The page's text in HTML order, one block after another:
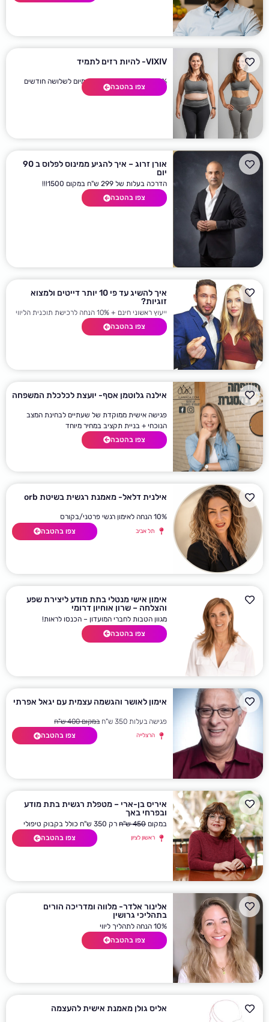
VIXIV- להיות רזים לתמיד
8% הנחה לרוכשי חבילת פרימיום לשלושה חודשים
צפו בהטבה
אורן זרוג – איך להגיע ממינוס לפלוס ב 90
יום
הדרכה בעלות של 299 ש"ח במקום 1500!!!
צפו בהטבה
איך להשיג עד פי 10 יותר דייטים ולמצוא
זוגיות?
ייעוץ ראשוני חינם + 10% הנחה לרכישת תוכנית הליווי
צפו בהטבה
אילנה גלוטמן אסף- יועצת לכלכלת המשפחה
פגישה אישית ממוקדת של שעתיים לבחינת המצב
הנוכחי + בניית תקציב במחיר מיוחד
צפו בהטבה
אילנית דלאל- מאמנת רגשית בשיטת orb
10% הנחה לאימון רגשי פרטני/בקורס
תל אביב צפו בהטבה
אימון אישי מנטלי בתת מודע ליצירת שפע
והצלחה – שרון אוחיון דרומי
מגוון הטבות לחברי המועדון – הכנסו לראות!
צפו בהטבה
אימון לאושר והגשמה עצמית עם יגאל אפרתי
פגישה בעלות 350 ש"ח במקום 400 ש"ח
הרצלייה צפו בהטבה
איריס בן-ארי – מטפלת רגשית בתת מודע
ובפרחי באך
במקום450 ש"ח רק 350 ש"ח כולל בקבוק טיפולי
ראשון לציון צפו בהטבה
אלינור אלדר- מלווה ומדריכה הורים
בתהליכי גרושין
10% הנחה לתהליך ליווי
צפו בהטבה
אליס גולן מאמנת אישית להעצמה